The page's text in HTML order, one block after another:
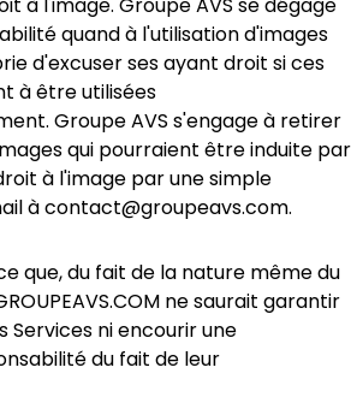
quand à l'utilisation d'images
d'excuser ses ayant droit si ces
à être utilisées
Groupe AVS s'engage à retirer
qui pourraient être induite par
à l'image par une simple
àcontact@groupeavs.com.
que, du fait de la nature même du
ne saurait garantir
Services ni encourir une
du fait de leur